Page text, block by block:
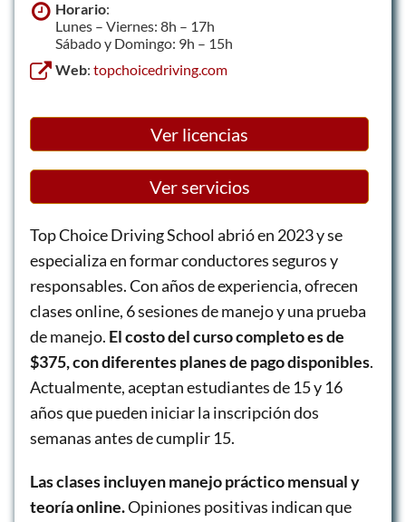
Horario:
Lunes – Viernes: 8h – 17h
Sábado y Domingo: 9h – 15h
Web: topchoicedriving.com
Ver licencias
Ver servicios
Top Choice Driving School abrió en 2023 y se
especializa en formar conductores seguros y
responsables. Con años de experiencia, ofrecen
clases online, 6 sesiones de manejo y una prueba
de manejo. El costo del curso completo es de
$375, con diferentes planes de pago disponibles.
Actualmente, aceptan estudiantes de 15 y 16
años que pueden iniciar la inscripción dos
semanas antes de cumplir 15.
Las clases incluyen manejo práctico mensual y
teoría online.Opiniones positivas indican que